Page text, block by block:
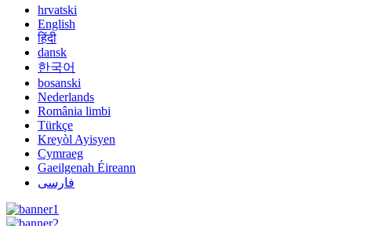
hrvatski
English
हिंदी
dansk
한국어
bosanski
Nederlands
România limbi
Türkçe
Kreyòl Ayisyen
Cymraeg
Gaeilgenah Éireann
فارسی